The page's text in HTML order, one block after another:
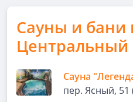
Сауны и бани
Центральный
Сауна
пер. Ясный,